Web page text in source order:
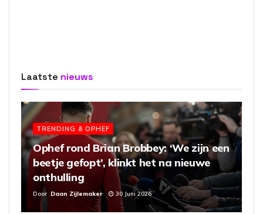
Laatste nieuws
TRENDING & OPHEF
Ophef rond Brian Brobbey: ‘We zijn een
beetje gefopt’, klinkt het na nieuwe
onthulling
Door Daan Zijlemaker 30 Juni 2026